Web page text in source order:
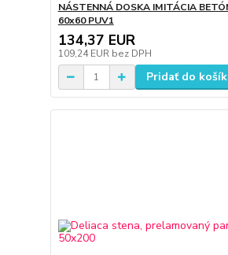
NÁSTENNÁ DOSKA IMITÁCIA
60x60 PUV1
134,37 EUR
109,24 EUR bez DPH
Pridať do